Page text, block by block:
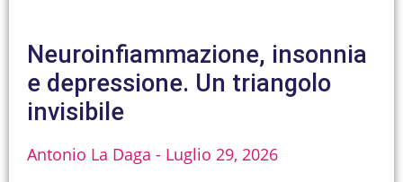
Neuroinfiammazione, insonnia
e depressione. Un triangolo
invisibile
Antonio La Daga Luglio 29, 2026